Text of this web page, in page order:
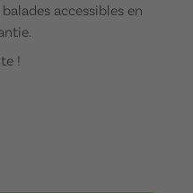
accessibles en
!